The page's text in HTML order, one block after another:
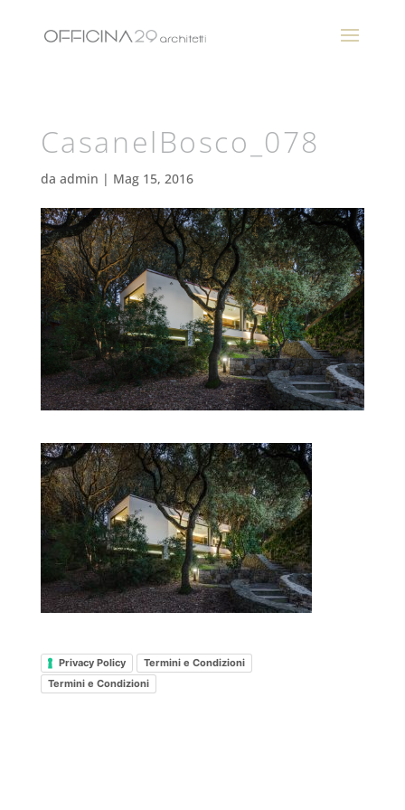
CasanelBosco_078
da admin | Mag 15, 2016
Privacy Policy
Termini e Condizioni
Termini e Condizioni